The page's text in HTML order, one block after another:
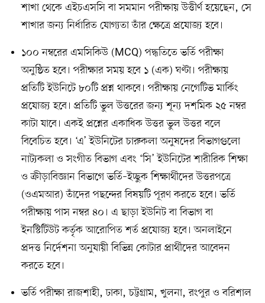
শাখা থেকে এইচএসসি বা সমমান পরীক্ষায় উত্তীর্ণ হয়েছেন, সে
শাখার জন্য নির্ধারিত যোগ্যতা তাঁর ক্ষেত্রে প্রযোজ্য হবে।
১০০ নম্বরের এমসিকিউ (MCQ) পদ্ধতিতে ভর্তি পরীক্ষা
অনুষ্ঠিত হবে। পরীক্ষার সময় হবে ১ (এক) ঘণ্টা। পরীক্ষায়
প্রতিটি ইউনিটে ৮০টি প্রশ্ন থাকবে। পরীক্ষায় নেগেটিভ মার্কিং
প্রযোজ্য হবে। প্রতিটি ভুল উত্তরের জন্য শূন্য দশমিক ২৫ নম্বর
কাটা যাবে। একই প্রশ্নের একাধিক উত্তর ভুল উত্তর বলে
বিবেচিত হবে। ‘এ’ ইউনিটের চারুকলা অনুষদের বিভাগগুলো
নাট্যকলা ও সংগীত বিভাগ এবং ‘সি’ ইউনিটের শারীরিক শিক্ষা
ও ক্রীড়াবিজ্ঞান বিভাগে ভর্তি–ইচ্ছুক শিক্ষার্থীদের উত্তরপত্রে
(ওএমআর) তাঁদের পছন্দের বিষয়টি পূরণ করতে হবে। ভর্তি
পরীক্ষায় পাস নম্বর ৪০। এ ছাড়া ইউনিট বা বিভাগ বা
ইনস্টিটিউট কর্তৃক আরোপিত শর্ত প্রযোজ্য হবে। অনলাইনে
প্রদত্ত নির্দেশনা অনুযায়ী বিভিন্ন কোটার প্রার্থীদের আবেদন
করতে হবে।
ভর্তি পরীক্ষা রাজশাহী, ঢাকা, চট্টগ্রাম, খুলনা, রংপুর ও বরিশাল